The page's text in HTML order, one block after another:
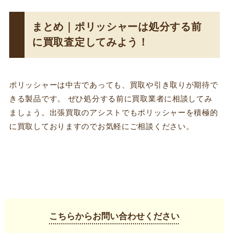
まとめ｜ポリッシャーは処分する前
に買取査定してみよう！
ポリッシャーは中古であっても、買取や引き取りが期待で
きる製品です。 ぜひ処分する前に買取業者に相談してみ
ましょう。出張買取のアシストでもポリッシャーを積極的
に買取しておりますのでお気軽にご相談ください。
こちらからお問い合わせください